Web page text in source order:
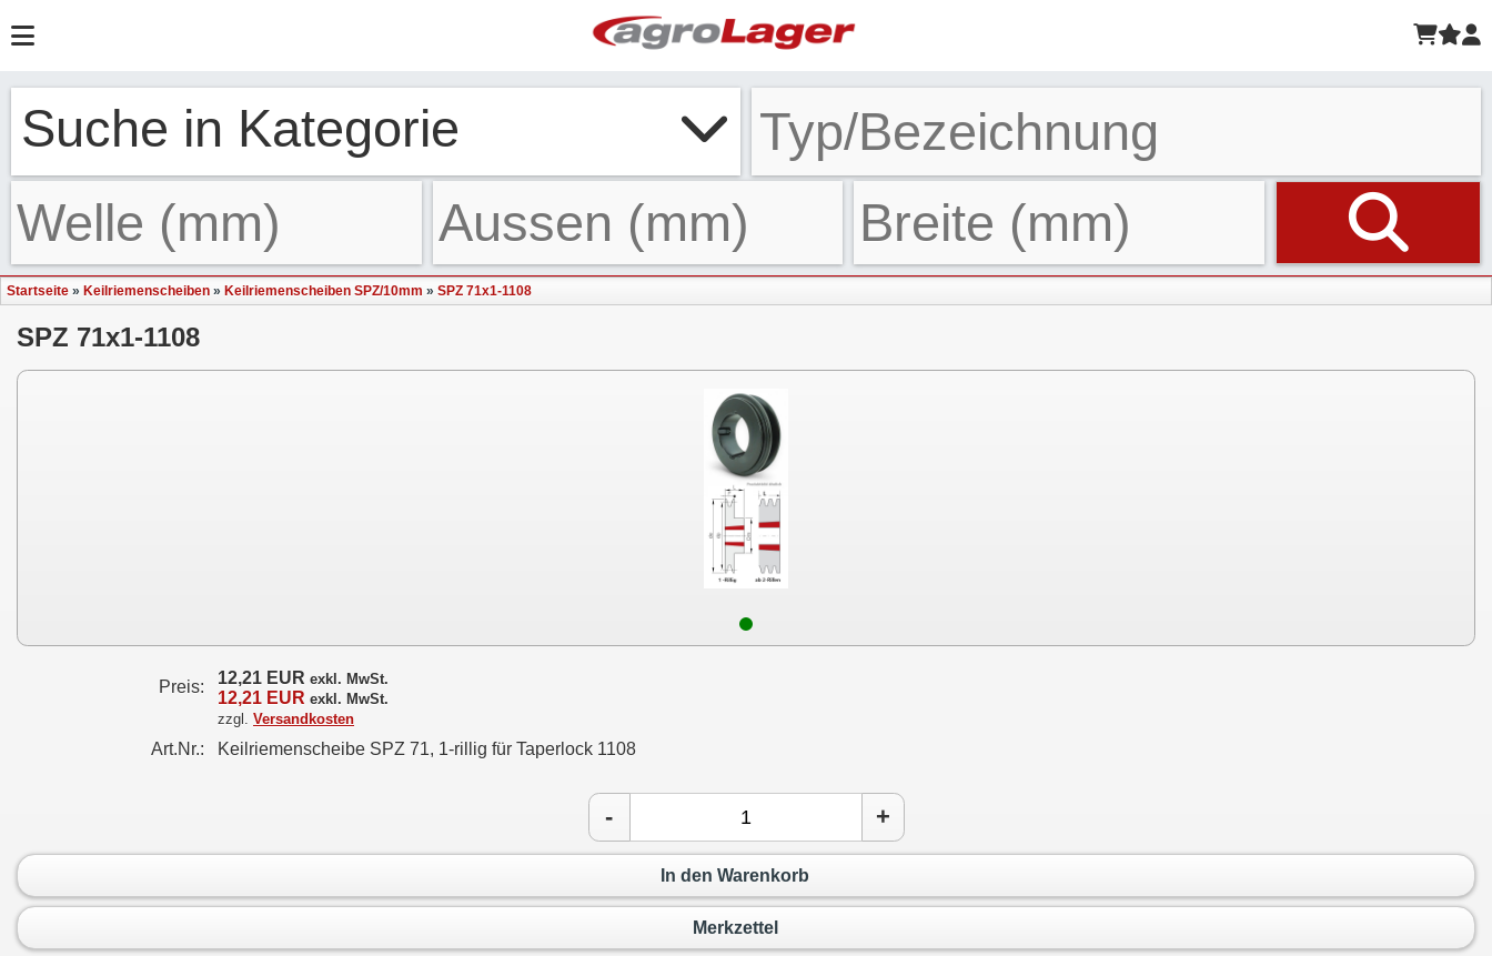
Suche in Kategorie
Startseite » Keilriemenscheiben » Keilriemenscheiben SPZ/10mm » SPZ 71x1-1108
SPZ 71x1-1108
Preis: 12,21 EUR exkl. MwSt.
12,21 EUR exkl. MwSt.
zzgl. Versandkosten
Art.Nr.: Keilriemenscheibe SPZ 71, 1-rillig für Taperlock 1108
- +
In den Warenkorb
Merkzettel